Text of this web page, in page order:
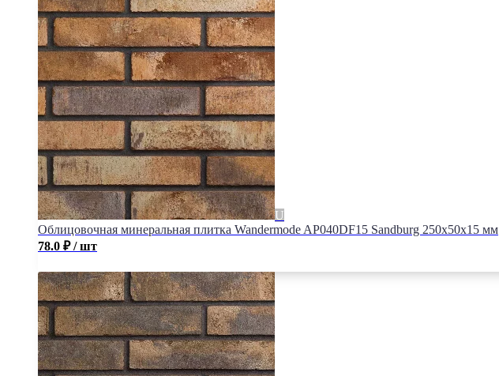
Облицовочная минеральная плитка Wandermode AP040DF15 Sandburg 250x50x15 мм
78.0 ₽ / шт